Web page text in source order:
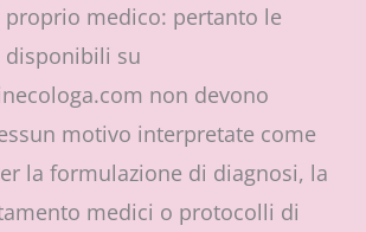
medico: pertanto le
su
non devono
motivo interpretate come
la formulazione di diagnosi, la
medici o protocolli di